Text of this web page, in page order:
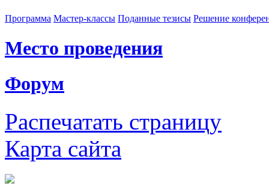
Программа Мастер-классы Поданные тезисы Решение
Место проведения
Форум
Распечатать страницу
Карта сайта